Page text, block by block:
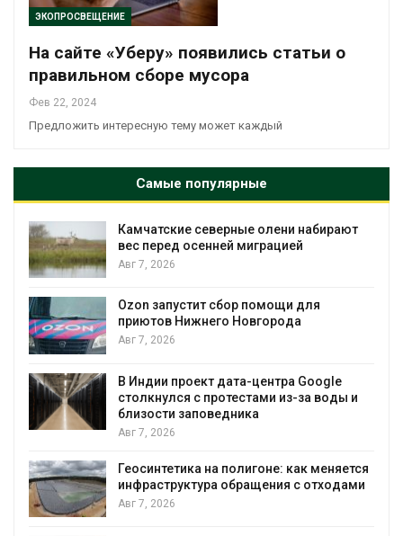
ЭКОПРОСВЕЩЕНИЕ
На сайте «Уберу» появились статьи о
правильном сборе мусора
Фев 22, 2024
Предложить интересную тему может каждый
Самые популярные
Камчатские северные олени набирают
вес перед осенней миграцией
Авг 7, 2026
Ozon запустит сбор помощи для
приютов Нижнего Новгорода
Авг 7, 2026
В Индии проект дата-центра Google
столкнулся с протестами из-за воды и
близости заповедника
Авг 7, 2026
Геосинтетика на полигоне: как меняется
инфраструктура обращения с отходами
Авг 7, 2026